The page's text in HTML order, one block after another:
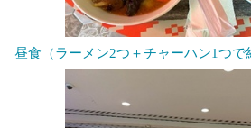
昼食（ラーメン2つ＋チャーハン1つで